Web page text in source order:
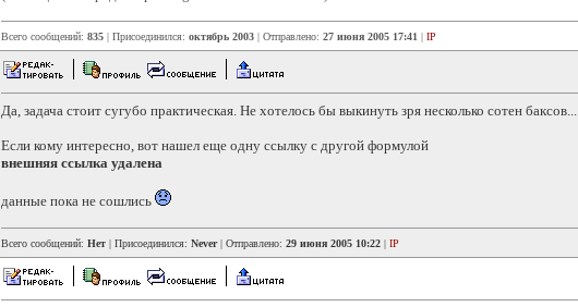
Всего сообщений: 835 | Присоединился: октябрь 2003 | Отправлено: 27 июня 2005 17:41 | IP
Да, задача стоит сугубо практическая. Не хотелось бы выкинуть зря несколько сотен баксов...
Если кому интересно, вот нашел еще одну ссылку с другой формулой
внешняя ссылка удалена
данные пока не сошлись
Всего сообщений: Нет | Присоединился: Never| Отправлено: 29 июня 2005 10:22 | IP